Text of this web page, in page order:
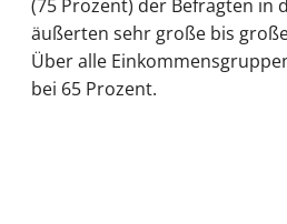
(75 Prozent) der Befragten in
äußerten sehr große bis
Über alle
bei 65 Prozent.